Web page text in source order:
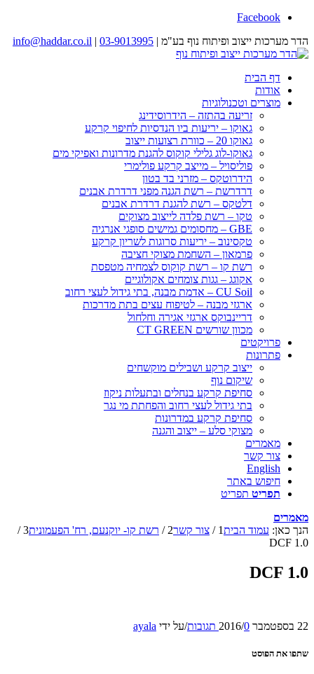
Facebook
הדר מערכות ייצוב ופיתוח נוף בע"מ | 03-9013995
|
info@haddar.co.il
דף הבית
אודות
מוצרים וטכנולוגיות
זריעה בהתזה – הידרוסידינג
גאוקו – יריעות ביו הנדסיות לחיפוי קרקע
גאוקו 20 – כוורת רצועות ייצוב
גאוקו-לוג גלילי קוקוס להגנת מדרונות ואפיקי מים
פוליסויל – מייצב קרקע פולימרי
הידרוטקס – מזרני בד בטון
דרדרשת – רשת הגנה מפני דרדרת אבנים
דלטקס – רשת להגנת דרדרת אבנים
טקו – רשת פלדה לייצוב מצוקים
GBE – מחסומים גמישים סופגי אנרגיה
טקסינוב – יריעות סרוגות לשריון קרקע
פרמאון – השחמת מצוקי חציבה
רשת קו – רשת קוקוס לצמחיה מטפסת
אקוגג – גגות צומחים אקולוגיים
CU Soil – אדמת מבנה, בתי גידול לעצי רחוב
ארגזי מבנה – לטיפוח עצים בתת מדרכות
דריינבוקס ארגזי אגירה וחלחול
מכוון שורשים CT GREEN
פרויקטים
פתרונות
ייצוב קרקע ושבילים מוקשחים
שיקום נוף
סחיפת קרקע בנחלים ובתעלות ניקוז
בתי גידול לעצי רחוב והפחתת מי נגר
סחיפת קרקע במדרונות
מצוקי סלע – ייצוב והגנה
מאמרים
צור קשר
English
חיפוש באתר
תפריט תפריט
מאמרים
הנך כאן: עמוד הבית1
/ צור קשר2
/ רשת קו- יוקנעם, רח' הפעמונית3
/
DCF 1.0
DCF 1.0
22 בספטמבר 2016 /0 תגובות /על ידי ayala
שתפו את הפוסט